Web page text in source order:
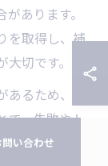
あります。
を取得し、補
切です。
るため、経
で、失敗やト
助対象の範
問い合わせ